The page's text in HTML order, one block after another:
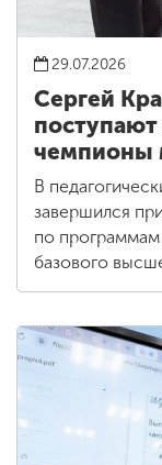
29.07.2026
Сергей
чемпионы
В
завершился
по программам
базового